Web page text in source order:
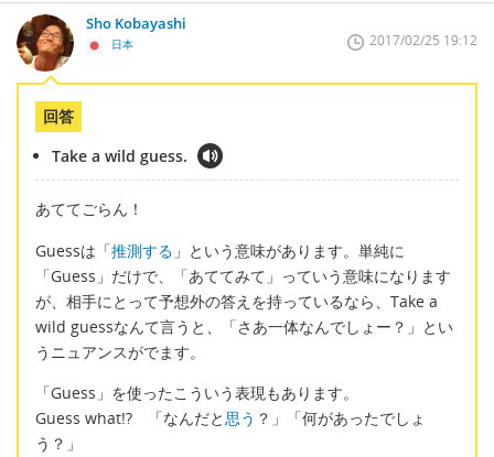
Sho Kobayashi
日本 2017/02/25 19:12
回答
Take a wild guess.
あててごらん！
Guessは「推測する 」という意味があります。単純に
「Guess」だけで、「あててみて」っていう意味になります
が、相手にとって予想外の答えを持っているなら、Take a
wild guessなんて言うと、「さあ一体なんでしょー？」とい
うニュアンスがでます。
「Guess」を使ったこういう表現もあります。
Guess what!? 「なんだと思う ？」「何があったでしょ
う？」